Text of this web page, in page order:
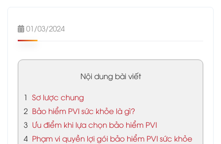
01/03/2024
Nội dung bài viết
1 Sơ lược chung
2 Bảo hiểm PVI sức khỏe là gì?
3 Ưu điểm khi lựa chọn bảo hiểm PVI
4 Phạm vi quyền lợi gói bảo hiểm PVI sức khỏe